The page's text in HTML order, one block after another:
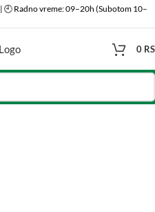
| 🕘 Radno vreme: 09–20h (Subotom 10–
0